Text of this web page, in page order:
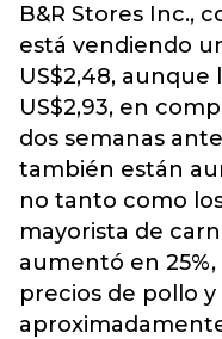
B&R Stores Inc.,
está vendiendo
US$2,48,
US$2,93, en
dos semanas
también están
no tanto como
mayorista de
aumentó en 25%,
precios de pollo